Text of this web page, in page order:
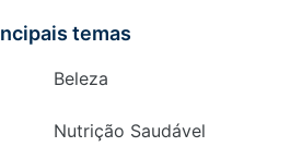
temas
Beleza
Nutrição Saudável